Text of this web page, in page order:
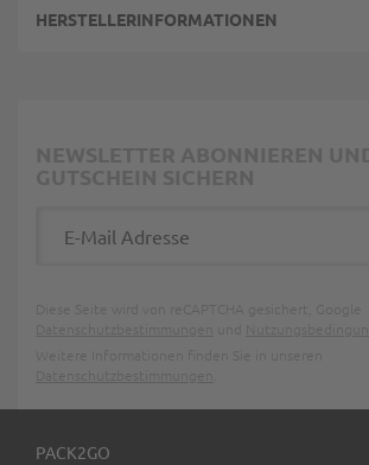
HERSTELLERINFORMATIONEN
PACK2GO